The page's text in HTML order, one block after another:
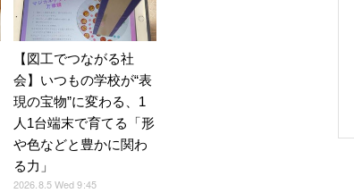
【図工でつながる社
会】いつもの学校が“表
現の宝物”に変わる、1
人1台端末で育てる「形
や色などと豊かに関わ
る力」
2026.8.5 Wed 9:45